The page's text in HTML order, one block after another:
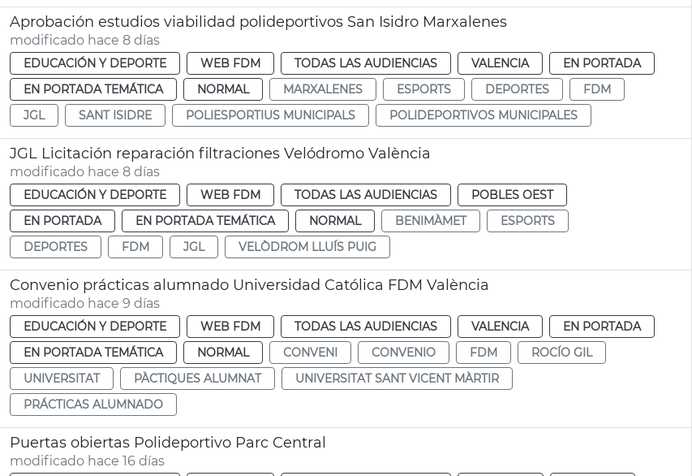
Aprobación estudios viabilidad polideportivos San Isidro Marxalenes
modificado hace 8 días
EDUCACIÓN Y DEPORTE WEB FDM TODAS LAS AUDIENCIAS VALENCIA
EN PORTADA
EN PORTADA TEMÁTICA
NORMAL MARXALENES ESPORTS DEPORTES
FDM
JGL
SANT ISIDRE POLIESPORTIUS MUNICIPALS POLIDEPORTIVOS MUNICIPALES
JGL Licitación reparación filtraciones Velódromo València
modificado hace 8 días
EDUCACIÓN Y DEPORTE WEB FDM TODAS LAS AUDIENCIAS
POBLES OEST
EN PORTADA
EN PORTADA TEMÁTICA NORMAL BENIMÀMET
ESPORTS
DEPORTES
FDM JGL VELÒDROM LLUÍS PUIG
Convenio prácticas alumnado Universidad Católica FDM València
modificado hace 9 días
EDUCACIÓN Y DEPORTE WEB FDM TODAS LAS AUDIENCIAS VALENCIA
EN PORTADA
EN PORTADA TEMÁTICA
NORMAL CONVENI CONVENIO FDM
ROCÍO GIL
UNIVERSITAT
PÀCTIQUES ALUMNAT
UNIVERSITAT SANT VICENT MÀRTIR
PRÁCTICAS ALUMNADO
Puertas obiertas Polideportivo Parc Central
modificado hace 16 días